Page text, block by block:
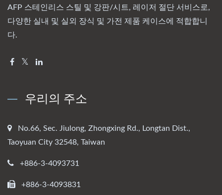
AFP 스테인리스 스틸 및 강판/시트, 레이저 절단 서비스로,
다양한 실내 및 실외 장식 및 가전 제품 케이스에 적합합니
다.
우리의 주소
No.66, Sec. Jiulong, Zhongxing Rd., Longtan Dist.,
Taoyuan City 32548, Taiwan
+886-3-4093731
+886-3-4093831